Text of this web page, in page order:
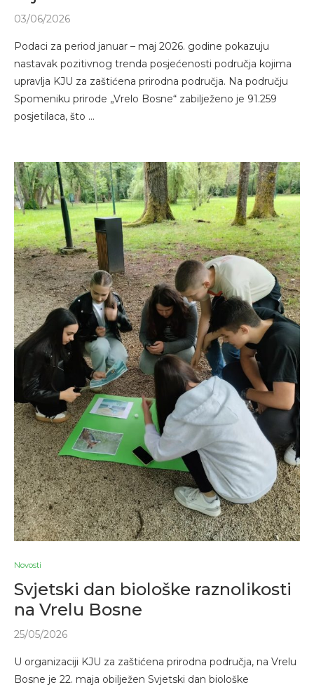
03/06/2026
Podaci za period januar – maj 2026. godine pokazuju
nastavak pozitivnog trenda posjećenosti područja kojima
upravlja KJU za zaštićena prirodna područja. Na području
Spomeniku prirode „Vrelo Bosne“ zabilježeno je 91.259
posjetilaca, što …
Novosti
Svjetski dan biološke raznolikosti
na Vrelu Bosne
25/05/2026
U organizaciji KJU za zaštićena prirodna područja, na Vrelu
Bosne je 22. maja obilježen Svjetski dan biološke